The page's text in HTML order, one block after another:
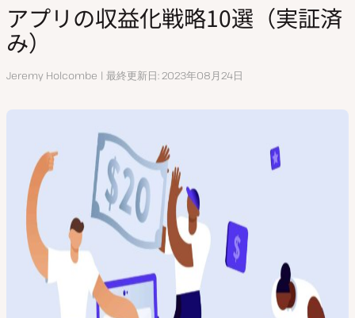
ョ
お問い合わせ
アプリの収益化戦略10選（実証済
み）
執
Jeremy Holcombe 最終更新日 2023年08月24日